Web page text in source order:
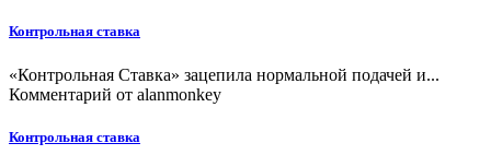
Контрольная ставка
«Контрольная Ставка» зацепила нормальной подачей и...
Комментарий от alanmonkey
Контрольная ставка